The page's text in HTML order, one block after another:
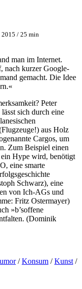
2015 / 25 min
man im Internet.
nach kurzer Google-
gemacht. Die Idee
Peter
sich durch eine
aus Holz
Cargos, um
Zum Beispiel einen
Hype wird, benötigt
eine smarte
Schwarz), eine
von Ich-AGs und
Fritz Ostermayer)
»b’soffene
(Dominik
/Konsum /Kunst /